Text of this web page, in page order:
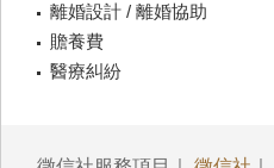
離婚設計 / 離婚協助
贍養費
醫療糾紛